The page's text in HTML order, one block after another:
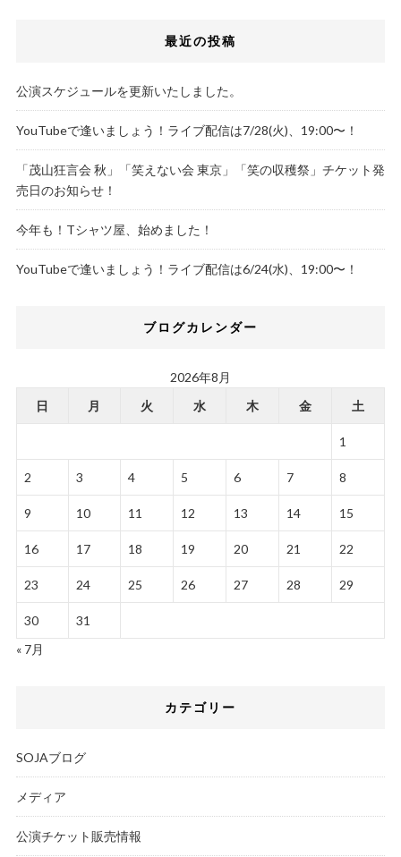
最近の投稿
公演スケジュールを更新いたしました。
YouTubeで逢いましょう！ライブ配信は7/28(火)、19:00〜！
「茂山狂言会 秋」「笑えない会 東京」「笑の収穫祭」チケット発
売日のお知らせ！
今年も！Tシャツ屋、始めました！
YouTubeで逢いましょう！ライブ配信は6/24(水)、19:00〜！
ブログカレンダー
2026年8月
日
月 火 水 木 金 土
1
2 3 4 5 6 7 8
9 10 11 12 13 14 15
16 17 18 19 20 21 22
23 24 25 26 27 28 29
30
31
« 7月
カテゴリー
SOJAブログ
メディア
公演チケット販売情報